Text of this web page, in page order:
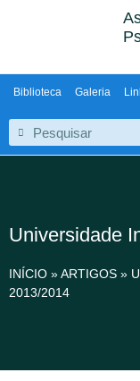
Biblioteca Galeria
Universidade
INÍCIO »ARTIGOS »
2013/2014